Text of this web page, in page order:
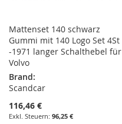
Mattenset 140 schwarz
Gummi mit 140 Logo Set 4St
-1971 langer Schalthebel für
Volvo
Brand:
Scandcar
116,46 €
96,25 €